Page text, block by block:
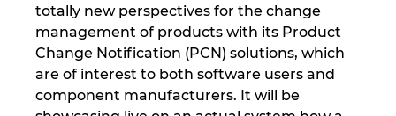
totally new perspectives for the change
management of products with its Product
Change Notification (PCN) solutions, which
are of interest to both software users and
component manufacturers. It will be